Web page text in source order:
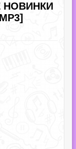
НОВИНКИ